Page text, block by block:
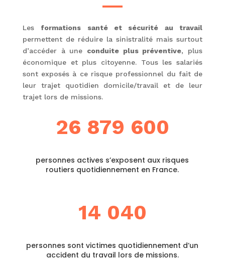
Les formations santé et sécurité au travail
permettent de réduire la sinistralité mais surtout
d’accéder à une conduite plus préventive, plus
économique et plus citoyenne. Tous les salariés
sont exposés à ce risque professionnel du fait de
leur trajet quotidien domicile/travail et de leur
trajet lors de missions.
26 879 600
personnes actives s’exposent aux risques
routiers quotidiennement en France.
14 040
personnes sont victimes quotidiennement d’un
accident du travail lors de missions.